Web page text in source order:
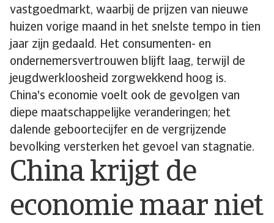
vastgoedmarkt, waarbij de prijzen van nieuwe
huizen vorige maand in het snelste tempo in tien
jaar zijn gedaald. Het consumenten- en
ondernemersvertrouwen blijft laag, terwijl de
jeugdwerkloosheid zorgwekkend hoog is.
China's economie voelt ook de gevolgen van
diepe maatschappelijke veranderingen; het
dalende geboortecijfer en de vergrijzende
bevolking versterken het gevoel van stagnatie.
China krijgt de
economie maar niet